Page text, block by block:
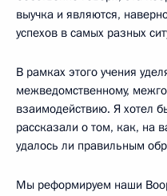
выучка и являются,
успехов в самых разных
В рамках этого учения
межведомственному,
взаимодействию. Я хотел
рассказали о том, как, на
удалось ли правильным
Мы реформируем наши